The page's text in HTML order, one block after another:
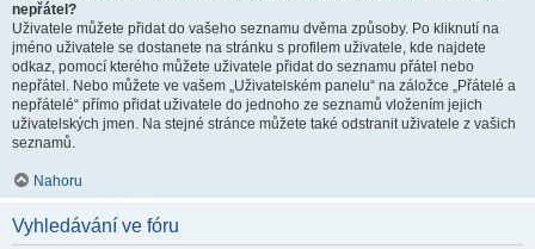
nepřátel?
Uživatele můžete přidat do vašeho seznamu dvěma způsoby. Po kliknutí na
jméno uživatele se dostanete na stránku s profilem uživatele, kde najdete
odkaz, pomocí kterého můžete uživatele přidat do seznamu přátel nebo
nepřátel. Nebo můžete ve vašem „Uživatelském panelu“ na záložce „Přátelé a
nepřátelé“ přímo přidat uživatele do jednoho ze seznamů vložením jejich
uživatelských jmen. Na stejné stránce můžete také odstranit uživatele z vašich
seznamů.
Nahoru
Vyhledávání ve fóru